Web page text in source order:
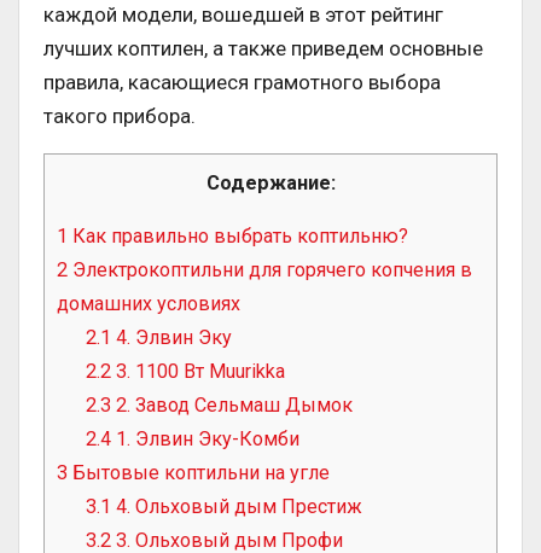
каждой модели, вошедшей в этот рейтинг
лучших коптилен, а также приведем основные
правила, касающиеся грамотного выбора
такого прибора.
Содержание:
1 Как правильно выбрать коптильню?
2 Электрокоптильни для горячего копчения в
домашних условиях
2.1 4. Элвин Эку
2.2 3. 1100 Вт Muurikka
2.3 2. Завод Сельмаш Дымок
2.4 1. Элвин Эку-Комби
3 Бытовые коптильни на угле
3.1 4. Ольховый дым Престиж
3.2 3. Ольховый дым Профи